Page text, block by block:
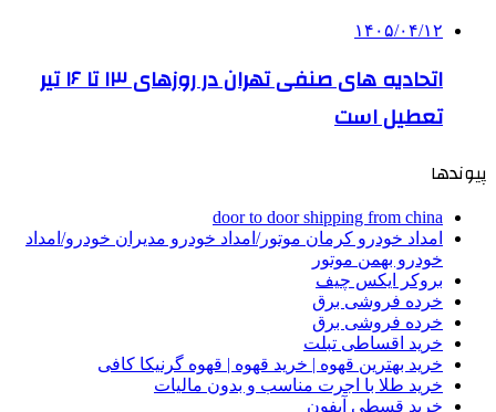
۱۴۰۵/۰۴/۱۲
اتحادیه های صنفی تهران در روزهای ۱۳ تا ۱۶ تیر
تعطیل است
پیوندها
door to door shipping from china
امداد خودرو کرمان موتور/امداد خودرو مدیران خودرو/امداد
خودرو بهمن موتور
بروکر ایکس چیف
خرده فروشی برق
خرده فروشی برق
خرید اقساطی تبلت
خرید بهترین قهوه | خرید قهوه | قهوه گرنیکا کافی
خرید طلا با اجرت مناسب و بدون مالیات
خرید قسطی آیفون